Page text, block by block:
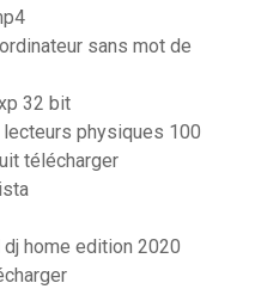
sans mot de
32 bit
physiques 100
télécharger
home edition 2020